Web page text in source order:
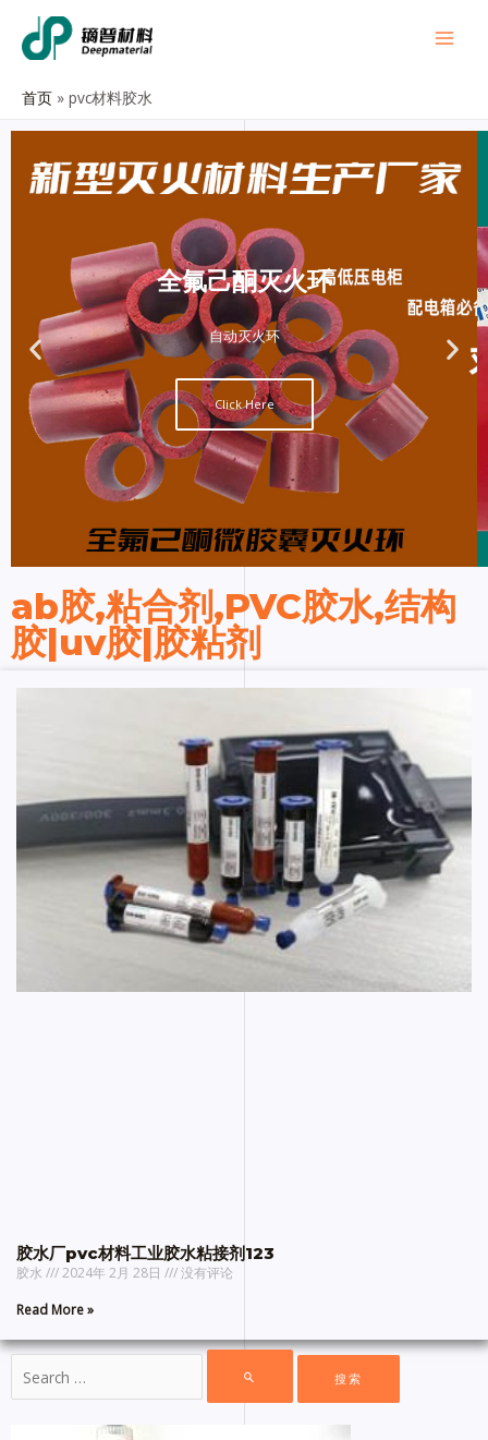
首页 pvc材料胶水
全氟己酮灭火环
自动灭火环
Click Here
ab胶,粘合剂,PVC胶水,结构
胶|uv胶|胶粘剂
胶水厂pvc材料工业胶水粘接剂123
胶水 2024年 2月 28日
没有评论
Read More »